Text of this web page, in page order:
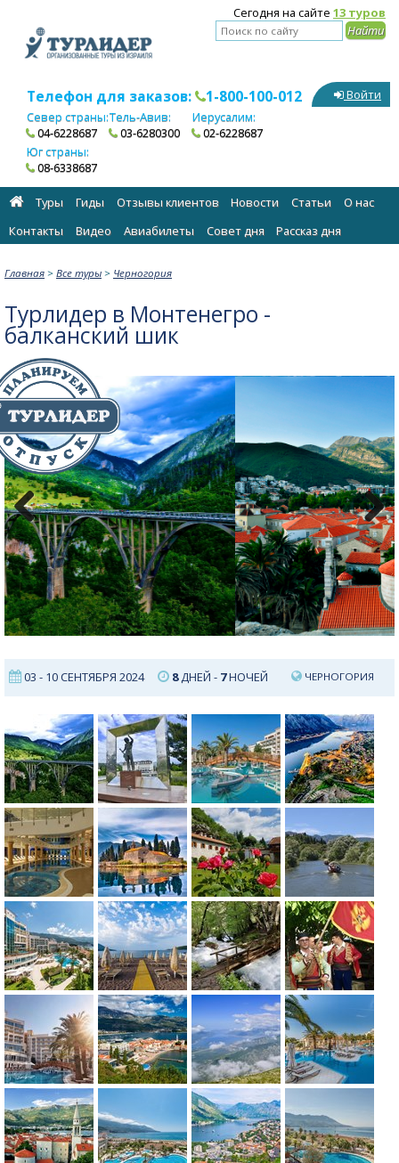
Сегодня на сайте 13 туров
Телефон для заказов: 1-800-100-012
Север страны:
04-6228687
Тель-Авив:
03-6280300
Иерусалим:
02-6228687
Юг страны:
08-6338687
Войти
Туры Гиды Отзывы клиентов Новости Статьи
О нас
Контакты
Видео Авиабилеты Cовет дня Рассказ дня
Главная > Все туры > Черногория
Турлидер в Монтенегро -
балканский шик
Previous Next
03 - 10 СЕНТЯБРЯ 2024 8ДНЕЙ - 7НОЧЕЙ ЧЕРНОГОРИЯ